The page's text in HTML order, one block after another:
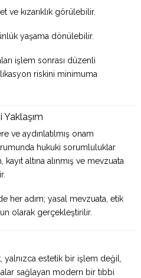
ve kızarıklık görülebilir.
yaşama dönülebilir.
işlem sonrası düzenli
riskini minimuma
ve aydınlatılmış onam
hukuki sorumluluklar
altına alınmış ve mevzuata
her adım; yasal mevzuata, etik
olarak gerçekleştirilir.
yalnızca estetik bir işlem değil,
sağlayan modern bir tıbbi